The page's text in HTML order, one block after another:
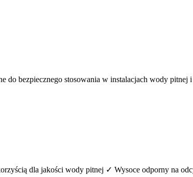
bezpiecznego stosowania w instalacjach wody
dla jakości wody pitnej ✓ Wysoce odporny na